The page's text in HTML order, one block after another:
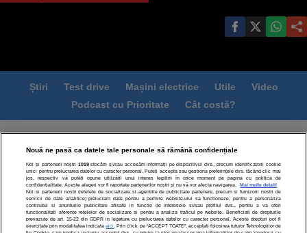
Știri Test drive Mașini electrice Utile
Video
Podcast cu Prioritate
Cât costă?
Termeni si conditii
Politica de confidentialitate
Politica de cookies
Echipa editorială
Contact
Modifică Setările
Nouă ne pasă ca datele tale personale să rămână confidențiale
Noi și partenerii noștri 1019stocăm și/sau accesăm informații pe dispozitivul dvs., precum identificatorii cookie
unici pentru prelucrarea datelor cu caracter personal. Puteți accepta sau gestiona preferințele dvs. făcând clic mai
jos, respectiv vă puteți opune utilizării unui interes legitim în orice moment pe pagina cu politica de
confidențialitate. Aceste alegeri vor fi raportate partenerilor noștri și nu vă vor afecta navigarea.
Mai multe detalii
Noi si partenerii nostri (retelele de socializare si agentiile de publicitate partenere, precum si furnizorii nostri de
servicii de date analitice) prelucram date pentru a permite website-ului sa functioneze, pentru a personaliza
continutul si anunturile publicitare afisate in functie de interesele si/sau profilul dvs., pentru a va oferi
functionalitati aferente retelelor de socializare si pentru a analiza traficul pe website. Beneficiati de drepturile
prevazute de art. 15-22 din GDPR in legatura cu prelucrarea datelor cu caracter personal. Aceste drepturi pot fi
exercitate prin modalitatea indicataaici . Prin click pe “ACCEPT TOATE”, acceptati folosirea tuturor Tehnologiilor de